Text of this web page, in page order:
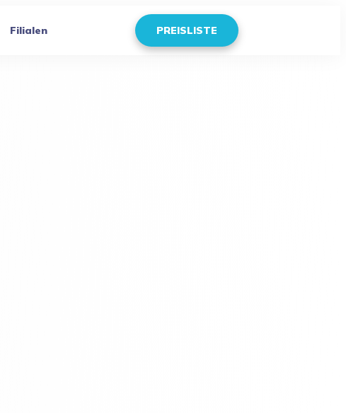
Filialen PREISLISTE